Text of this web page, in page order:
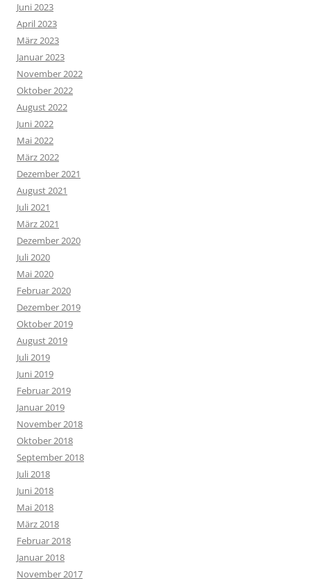
Juni 2023
April 2023
März 2023
Januar 2023
November 2022
Oktober 2022
August 2022
Juni 2022
Mai 2022
März 2022
Dezember 2021
August 2021
Juli 2021
März 2021
Dezember 2020
Juli 2020
Mai 2020
Februar 2020
Dezember 2019
Oktober 2019
August 2019
Juli 2019
Juni 2019
Februar 2019
Januar 2019
November 2018
Oktober 2018
September 2018
Juli 2018
Juni 2018
Mai 2018
März 2018
Februar 2018
Januar 2018
November 2017